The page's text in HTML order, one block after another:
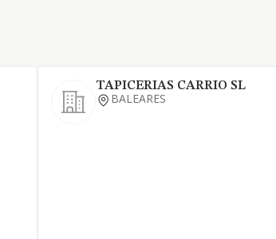
TAPICERIAS CARRIO SL
BALEARES